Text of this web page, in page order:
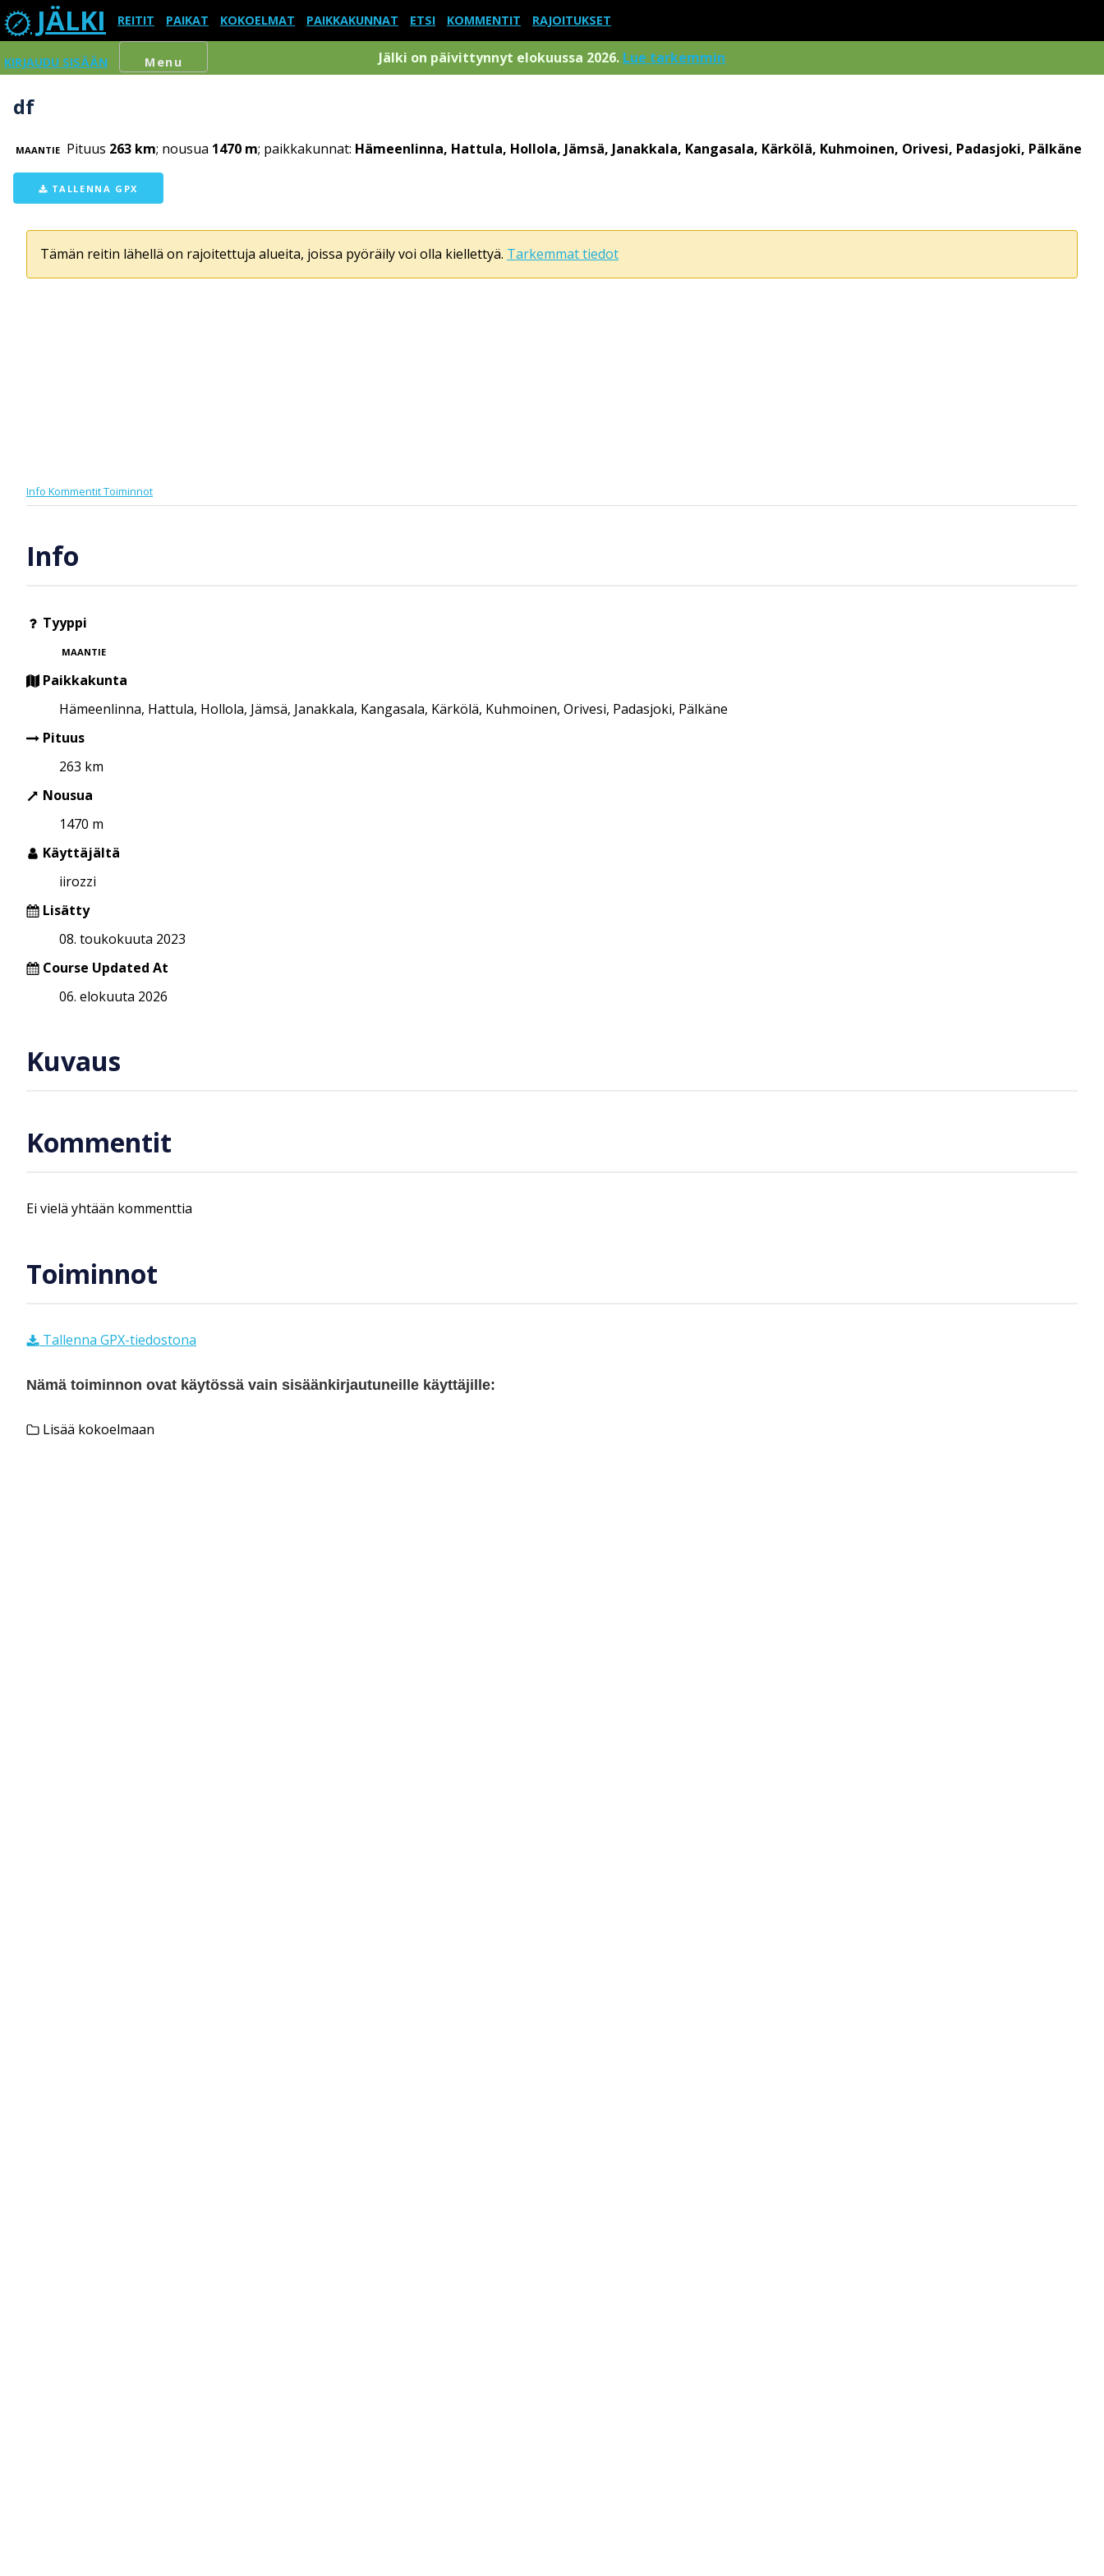
JÄLKI REITIT PAIKAT KOKOELMAT PAIKKAKUNNAT ETSI KOMMENTIT RAJOITUKSET
KIRJAUDU SISÄÄN Menu Jälki on päivittynnyt elokuussa 2026. Lue tarkemmin
df
MAANTIE Pituus 263 km; nousua 1470 m; paikkakunnat: Hämeenlinna, Hattula, Hollola, Jämsä, Janakkala, Kangasala, Kärkölä, Kuhmoinen, Orivesi, Padasjoki, Pälkäne
TALLENNA GPX
Tämän reitin lähellä on rajoitettuja alueita, joissa pyöräily voi olla kiellettyä. Tarkemmat tiedot
Info KommentitToiminnot
Info
Tyyppi
MAANTIE
Paikkakunta
Hämeenlinna, Hattula, Hollola, Jämsä, Janakkala, Kangasala, Kärkölä, Kuhmoinen, Orivesi, Padasjoki, Pälkäne
Pituus
263 km
Nousua
1470 m
Käyttäjältä
iirozzi
Lisätty
08. toukokuuta 2023
Course Updated At
06. elokuuta 2026
Kuvaus
Kommentit
Ei vielä yhtään kommenttia
Toiminnot
Tallenna GPX-tiedostona
Nämä toiminnon ovat käytössä vain sisäänkirjautuneille käyttäjille:
Lisää kokoelmaan